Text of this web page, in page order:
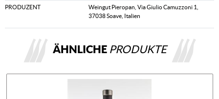
PRODUZENT
Weingut Pieropan, Via Giulio Camuzzoni 1,
37038 Soave, Italien
ÄHNLICHE PRODUKTE